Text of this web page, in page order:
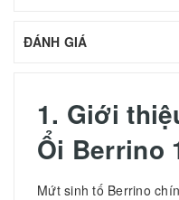
ĐÁNH GIÁ
1. Giới
Ổi Berrino
Mứt sinh tố Berrino